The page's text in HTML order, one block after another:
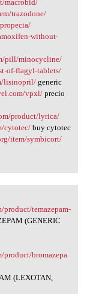
macrobid/
trazodone/
without-
pill/minocycline/
of-flagyl-tablets/
lisinopril/generic
vpxl/precio
product/lyrica/
cytotec/buy cytotec
item/symbicort/
product/temazepam-
(GENERIC
product/bromazepa
(LEXOTAN,